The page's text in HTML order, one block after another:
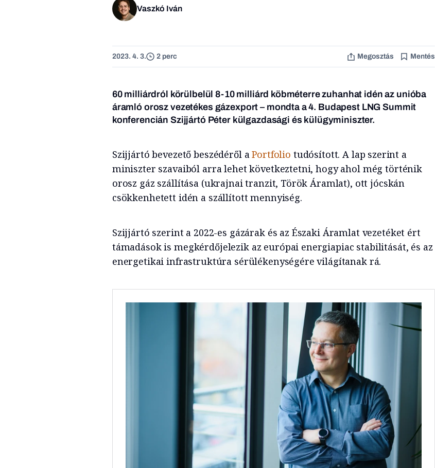
Vaszkó Iván
2023. 4. 3. 2 perc Megosztás Mentés
60 milliárdról körülbelül 8-10 milliárd köbméterre zuhanhat idén az unióba
áramló orosz vezetékes gázexport – mondta a 4. Budapest LNG Summit
konferencián Szijjártó Péter külgazdasági és külügyminiszter.
Szijjártó bevezető beszédéről aPortfolio tudósított. A lap szerint a
miniszter szavaiból arra lehet következtetni, hogy ahol még történik
orosz gáz szállítása (ukrajnai tranzit, Török Áramlat), ott jócskán
csökkenhetett idén a szállított mennyiség.
Szijjártó szerint a 2022-es gázárak és az Északi Áramlat vezetéket ért
támadások is megkérdőjelezik az európai energiapiac stabilitását, és az
energetikai infrastruktúra sérülékenységére világítanak rá.